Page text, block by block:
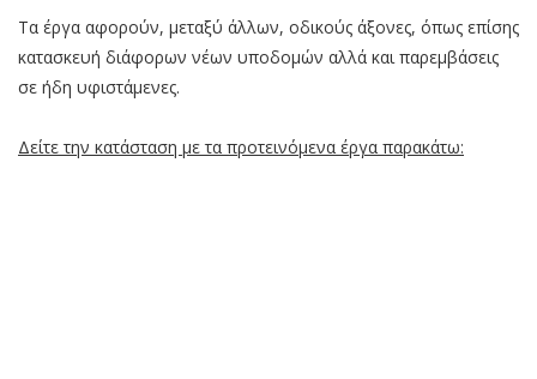
Τα έργα αφορούν, μεταξύ άλλων, οδικούς άξονες, όπως επίσης
κατασκευή διάφορων νέων υποδομών αλλά και παρεμβάσεις
σε ήδη υφιστάμενες.
Δείτε την κατάσταση με τα προτεινόμενα έργα παρακάτω: